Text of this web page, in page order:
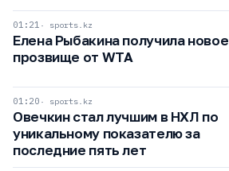
01:21 sports.kz
Елена Рыбакина получила новое
прозвище от WTA
01:20 sports.kz
Овечкин стал лучшим в НХЛ по
уникальному показателю за
последние пять лет